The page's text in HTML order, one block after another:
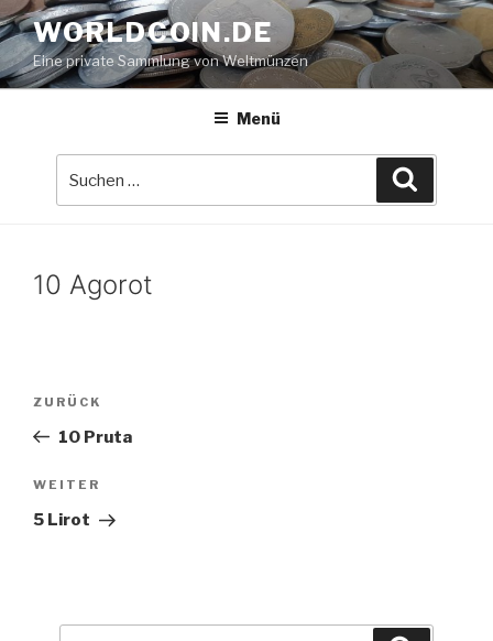
Zum
Inhalt
springen
WORLDCOIN.DE
Eine private Sammlung von Weltmünzen
Menü
10 Agorot
Beitrags-
Vorheriger
Beitrag
ZURÜCK
10 Pruta
Nächster
Beitrag
WEITER
5 Lirot